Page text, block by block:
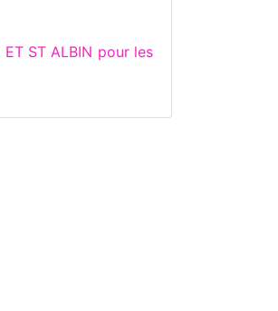
ST ALBIN pour les